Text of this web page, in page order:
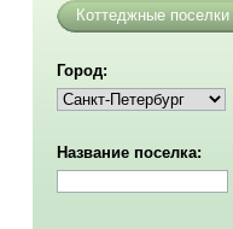
Коттеджные поселки
Город:
Название поселка: